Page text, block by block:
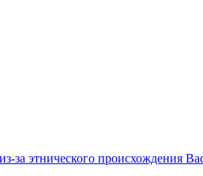
за этнического происхождения